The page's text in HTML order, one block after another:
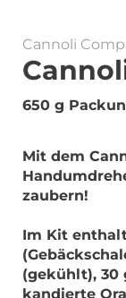
Cannoli
650 g
Mit dem
zaubern!
Im Kit
(gekühlt), 30
kandierte